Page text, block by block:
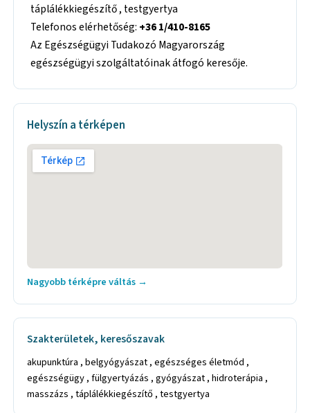
táplálékkiegészítő , testgyertya
Telefonos elérhetőség: +36 1/410-8165
Az Egészségügyi Tudakozó Magyarország
egészségügyi szolgáltatóinak átfogó keresője.
Helyszín a térképen
Nagyobb térképre váltás →
Szakterületek, keresőszavak
akupunktúra , belgyógyászat , egészséges életmód ,
egészségügy , fülgyertyázás , gyógyászat , hidroterápia ,
masszázs , táplálékkiegészítő , testgyertya